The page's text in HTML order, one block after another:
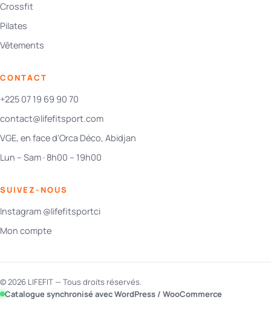
Crossfit
Pilates
Vêtements
CONTACT
+225 07 19 69 90 70
contact@lifefitsport.com
VGE, en face d'Orca Déco, Abidjan
Lun – Sam · 8h00 – 19h00
SUIVEZ-NOUS
Instagram @lifefitsportci
Mon compte
© 2026 LIFEFIT — Tous droits réservés.
Catalogue synchronisé avec WordPress / WooCommerce